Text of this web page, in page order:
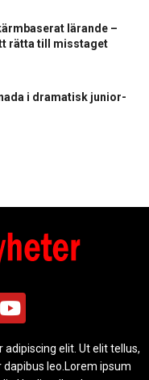
lärande –
rätta till misstaget
i dramatisk junior-
elit. Ut elit tellus,
leo.Lorem ipsum